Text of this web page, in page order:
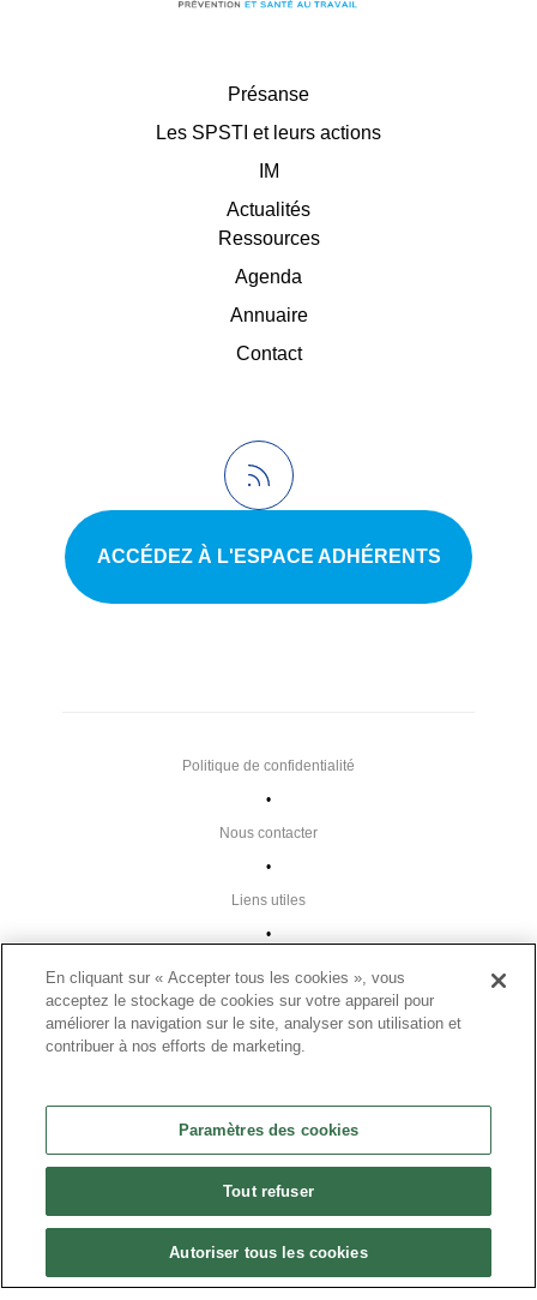
Présanse
Les SPSTI et leurs actions
IM
Actualités
Ressources
Agenda
Annuaire
Contact
ACCÉDEZ À L'ESPACE ADHÉRENTS
•
Liens utiles
•
Nous contacter
•
Politique de confidentialité
Mentions légales
•
CGU
•
Paramètres des cookies
En cliquant sur « Accepter tous les cookies », vous
acceptez le stockage de cookies sur votre appareil pour
améliorer la navigation sur le site, analyser son utilisation et
contribuer à nos efforts de marketing.
Paramètres des cookies
Tout refuser
Autoriser tous les cookies